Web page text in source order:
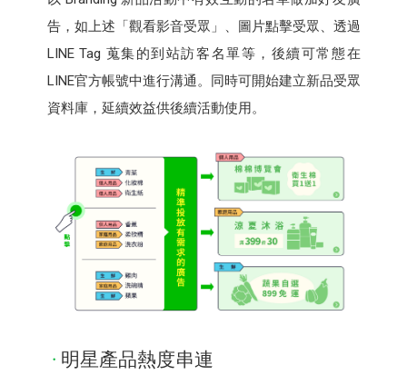
告，如上述「觀看影音受眾」、圖片點擊受眾、透過
LINE Tag 蒐集的到站訪客名單等，後續可常態在
LINE官方帳號中進行溝通。同時可開始建立新品受眾
資料庫，延續效益供後續活動使用。
明星產品熱度串連